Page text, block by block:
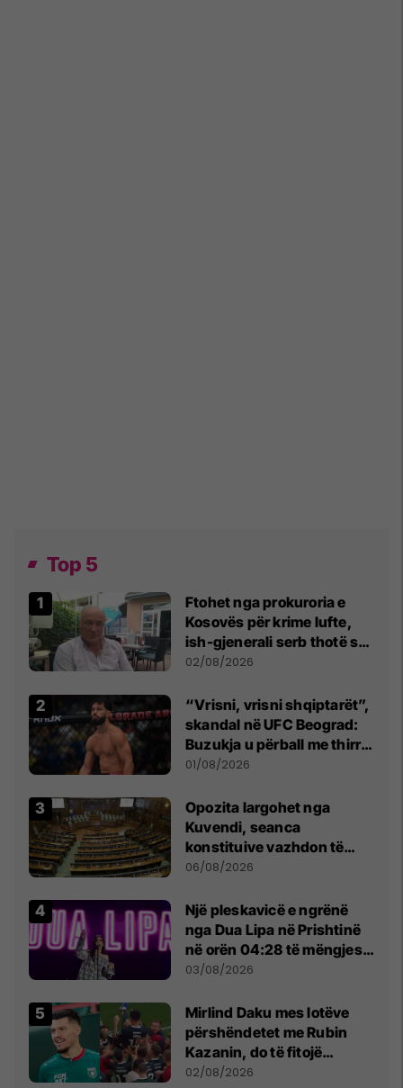
Top 5
Ftohet nga prokuroria e
Kosovës për krime lufte,
ish-gjenerali serb thotë se
dikush e tradhtoi në
02/08/2026
“Vrisni, vrisni shqiptarët”,
skandal në UFC Beograd:
Buzukja u përball me thirrje
anti-shqiptare nga
01/08/2026
Opozita largohet nga
Kuvendi, seanca
konstituive vazhdon të
shtunën në orën 11:00
06/08/2026
Një pleskavicë e ngrënë
nga Dua Lipa në Prishtinë
në orën 04:28 të mëngjesit
- dhe bota digjitale serbe
03/08/2026
Mirlind Daku mes lotëve
përshëndetet me Rubin
Kazanin, do të fitojë
miliona te Spartak Moska
02/08/2026